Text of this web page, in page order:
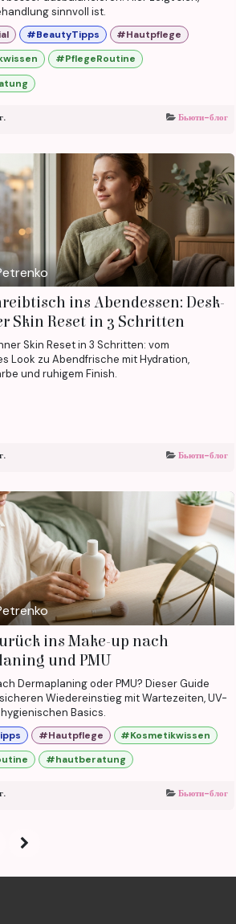
sinnvoll ist.
#BeautyTipps
#Hautpflege
#PflegeRoutine
Бьюти-блог
ins Abendessen: Desk-
Skin Reset in 3 Schritten
Skin Reset in 3 Schritten: vom
Look zu Abendfrische mit Hydration,
und ruhigem Finish.
Бьюти-блог
ins Make-up nach
und PMU
Dermaplaning oder PMU? Dieser Guide
Wiedereinstieg mit Wartezeiten, UV-
Basics.
#Hautpflege
#Kosmetikwissen
#hautberatung
Бьюти-блог